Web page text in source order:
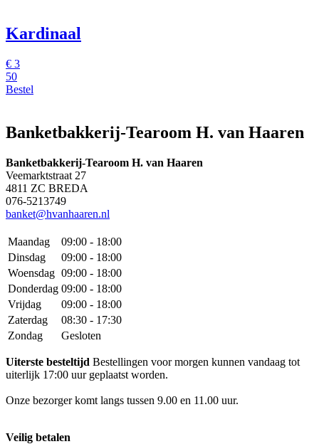
Kardinaal
€ 3
50
Bestel
Banketbakkerij-Tearoom H. van Haaren
Banketbakkerij-Tearoom H. van Haaren
Veemarktstraat 27
4811 ZC BREDA
076-5213749
banket@hvanhaaren.nl
Maandag
09:00 - 18:00
Dinsdag
09:00 - 18:00
Woensdag 09:00 - 18:00
Donderdag 09:00 - 18:00
Vrijdag
09:00 - 18:00
Zaterdag
08:30 - 17:30
Zondag
Gesloten
Uiterste besteltijd Bestellingen voor morgen kunnen vandaag tot
uiterlijk 17:00 uur geplaatst worden.
Onze bezorger komt langs tussen 9.00 en 11.00 uur.
Veilig betalen